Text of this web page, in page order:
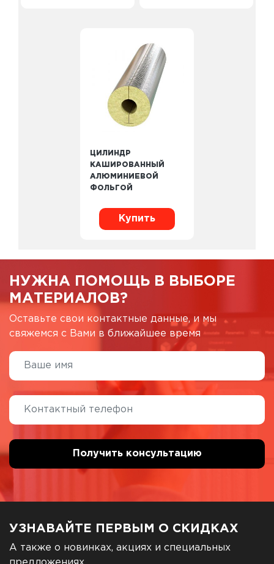
ЦИЛИНДР
КАШИРОВАННЫЙ
АЛЮМИНИЕВОЙ
ФОЛЬГОЙ
Купить
НУЖНА ПОМОЩЬ В ВЫБОРЕ
МАТЕРИАЛОВ?
Оставьте свои контактные данные, и мы
свяжемся с Вами в ближайшее время
УЗНАВАЙТЕ ПЕРВЫМ О СКИДКАХ
А также о новинках, акциях и специальных